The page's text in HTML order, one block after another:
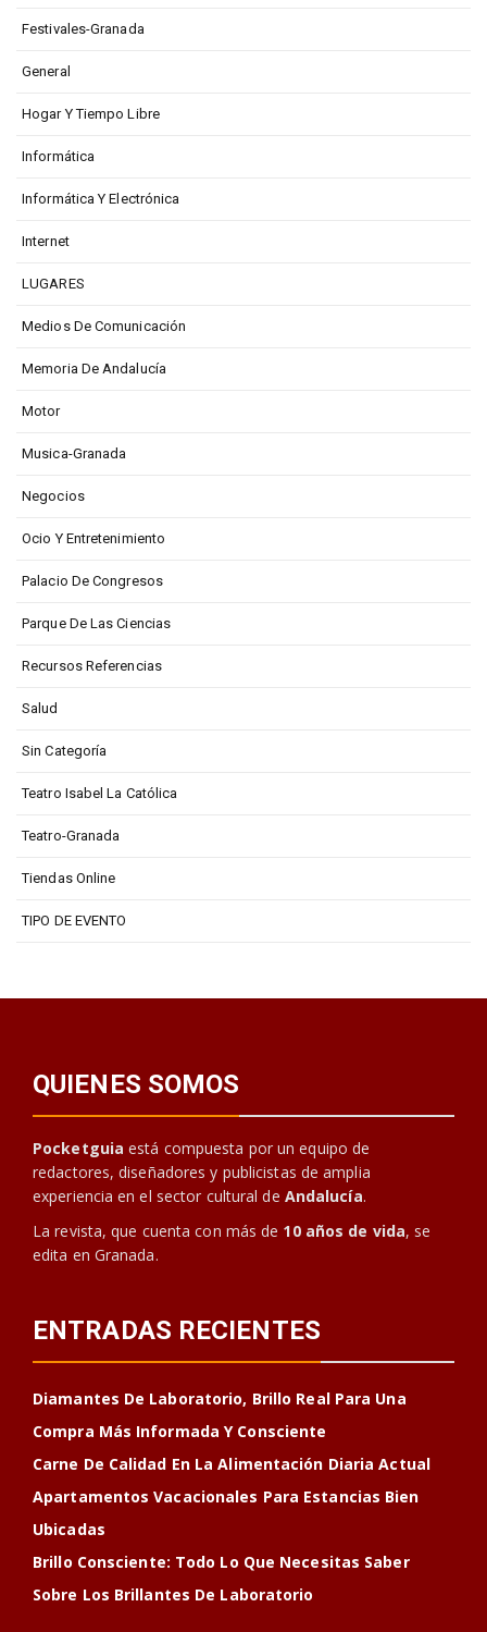
Festivales-Granada
General
Hogar Y Tiempo Libre
Informática
Informática Y Electrónica
Internet
LUGARES
Medios De Comunicación
Memoria De Andalucía
Motor
Musica-Granada
Negocios
Ocio Y Entretenimiento
Palacio De Congresos
Parque De Las Ciencias
Recursos Referencias
Salud
Sin Categoría
Teatro Isabel La Católica
Teatro-Granada
Tiendas Online
TIPO DE EVENTO
QUIENES SOMOS
Pocketguia está compuesta por un equipo de
redactores, diseñadores y publicistas de amplia
experiencia en el sector cultural de Andalucía.
La revista, que cuenta con más de 10 años de vida, se
edita en Granada.
ENTRADAS RECIENTES
Diamantes De Laboratorio, Brillo Real Para Una
Compra Más Informada Y Consciente
Carne De Calidad En La Alimentación Diaria Actual
Apartamentos Vacacionales Para Estancias Bien
Ubicadas
Brillo Consciente: Todo Lo Que Necesitas Saber
Sobre Los Brillantes De Laboratorio